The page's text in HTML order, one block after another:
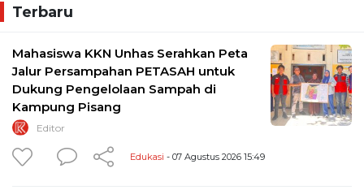
Terbaru
Mahasiswa KKN Unhas Serahkan Peta
Jalur Persampahan PETASAH untuk
Dukung Pengelolaan Sampah di
Kampung Pisang
Editor
Edukasi - 07 Agustus 2026 15:49